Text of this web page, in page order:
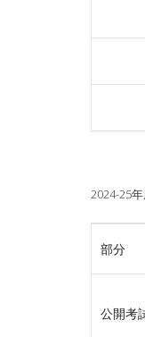
2024-25
部分
公開考